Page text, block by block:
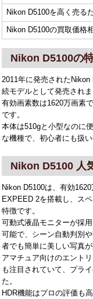
Nikon D5100を高く売る
Nikon D5100の買取価格
Nikon D5100の
2011年に発売された
続モデルとして発売されま
有効画素数は1620万画素
です。
本体は510gと小型なのに
な機種で、初心者にも扱
Nikon D5100 人
Nikon D5100は、有効
EXPEED 2を搭載し、ス
特徴です。
可動式液晶モニターが採
可能で、シーン自動判別
者でも簡単に美しい写真
アマチュア向けのエント
も注目されていて、プラ
た。
HDR機能はプロの評価も